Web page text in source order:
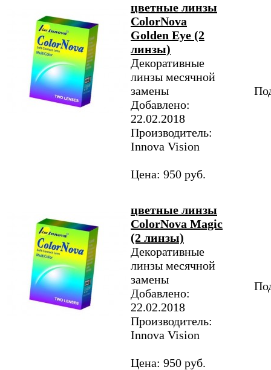
цветные линзы
ColorNova
Golden Eye (2
линзы)
Декоративные
линзы месячной
замены
Добавлено:
22.02.2018
Производитель:
Innova Vision
Цена: 950 руб.
цветные линзы
ColorNova Magic
(2 линзы)
Декоративные
линзы месячной
замены
Добавлено:
22.02.2018
Производитель:
Innova Vision
Цена: 950 руб.